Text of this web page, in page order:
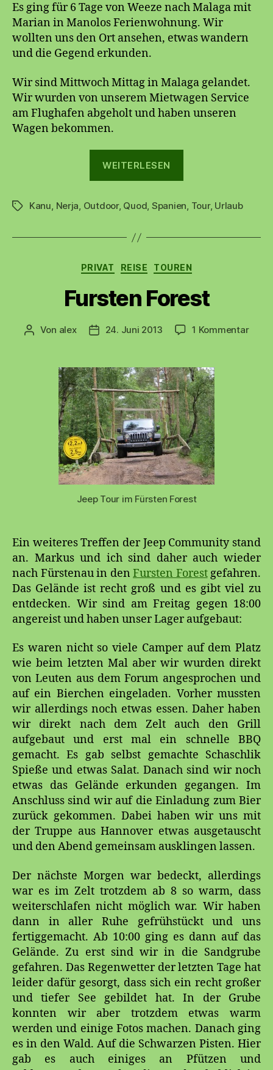
Es ging für 6 Tage von Weeze nach Malaga mit
Marian in Manolos Ferienwohnung. Wir
wollten uns den Ort ansehen, etwas wandern
und die Gegend erkunden.
Wir sind Mittwoch Mittag in Malaga gelandet.
Wir wurden von unserem Mietwagen Service
am Flughafen abgeholt und haben unseren
Wagen bekommen.
WEITERLESEN
Schlagwörter
Kanu, Nerja, Outdoor, Quod, Spanien, Tour, Urlaub
Kategorien
PRIVAT REISE TOUREN
Fursten Forest
Beitragsautor
Von alex Beitragsdatum
24. Juni 2013 1 Kommentarzu
Jeep Tour im Fürsten Forest
Ein weiteres Treffen der Jeep Community stand
an. Markus und ich sind daher auch wieder
nach Fürstenau in den Fursten Forestgefahren.
Das Gelände ist recht groß und es gibt viel zu
entdecken. Wir sind am Freitag gegen 18:00
angereist und haben unser Lager aufgebaut:
Es waren nicht so viele Camper auf dem Platz
wie beim letzten Mal aber wir wurden direkt
von Leuten aus dem Forum angesprochen und
auf ein Bierchen eingeladen. Vorher mussten
wir allerdings noch etwas essen. Daher haben
wir direkt nach dem Zelt auch den Grill
aufgebaut und erst mal ein schnelle BBQ
gemacht. Es gab selbst gemachte Schaschlik
Spieße und etwas Salat. Danach sind wir noch
etwas das Gelände erkunden gegangen. Im
Anschluss sind wir auf die Einladung zum Bier
zurück gekommen. Dabei haben wir uns mit
der Truppe aus Hannover etwas ausgetauscht
und den Abend gemeinsam ausklingen lassen.
Der nächste Morgen war bedeckt, allerdings
war es im Zelt trotzdem ab 8 so warm, dass
weiterschlafen nicht möglich war. Wir haben
dann in aller Ruhe gefrühstückt und uns
fertiggemacht. Ab 10:00 ging es dann auf das
Gelände. Zu erst sind wir in die Sandgrube
gefahren. Das Regenwetter der letzten Tage hat
leider dafür gesorgt, dass sich ein recht großer
und tiefer See gebildet hat. In der Grube
konnten wir aber trotzdem etwas warm
werden und einige Fotos machen. Danach ging
es in den Wald. Auf die Schwarzen Pisten. Hier
gab es auch einiges an Pfützen und